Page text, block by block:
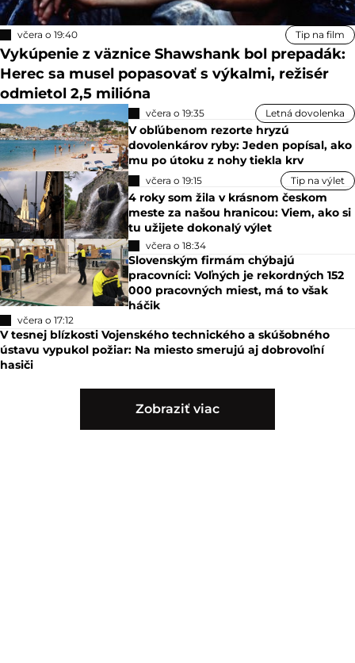
včera o 19:40 Tip na film
Vykúpenie z väznice Shawshank bol prepadák:
Herec sa musel popasovať s výkalmi, režisér
odmietol 2,5 milióna
včera o 19:35 Letná dovolenka
V obľúbenom rezorte hryzú
dovolenkárov ryby: Jeden popísal, ako
mu po útoku z nohy tiekla krv
včera o 19:15 Tip na výlet
4 roky som žila v krásnom českom
meste za našou hranicou: Viem, ako si
tu užijete dokonalý výlet
včera o 18:34
Slovenským firmám chýbajú
pracovníci: Voľných je rekordných 152
000 pracovných miest, má to však
háčik
včera o 17:12
V tesnej blízkosti Vojenského technického a skúšobného
ústavu vypukol požiar: Na miesto smerujú aj dobrovoľní
hasiči
Zobraziť viac